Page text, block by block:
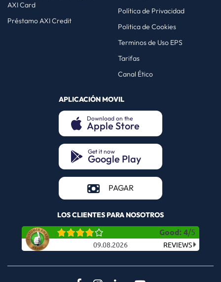
AXI Card
Préstamo AXI Credit
Política de Privacidad
Politica de Cookies
Terminos de Uso EPS
Tarifas
Canal Ético
APLICACIÓN MOVIL
Download on the
Apple Store
(opens in a new tab)
Get it now
Google Play
(opens in a new tab)
PAGAR
LOS CLIENTES PARA NOSOTROS
Good: 4/5
09.08.2026 REVIEWS